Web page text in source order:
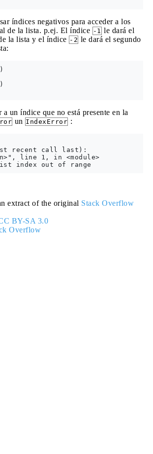
índices negativos para acceder a los
de la lista. p.ej. El índice -1 le dará el
la lista y el índice -2 le dará el segundo
a un índice que no está presente en la
un IndexError :
recent call last):
line 1, in <module>
extract of the original Stack Overflow
BY-SA 3.0
Overflow